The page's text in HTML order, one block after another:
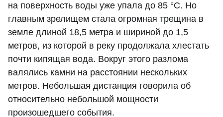
на поверхность воды уже упала до 85 °C. Но
главным зрелищем стала огромная трещина в
земле длиной 18,5 метра и шириной до 1,5
метров, из которой в реку продолжала хлестать
почти кипящая вода. Вокруг этого разлома
валялись камни на расстоянии нескольких
метров. Небольшая дистанция говорила об
относительно небольшой мощности
произошедшего события.